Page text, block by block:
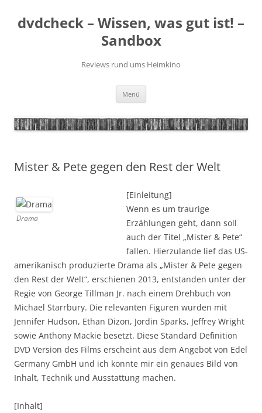
springen
dvdcheck – Wissen, was gut ist! –
Sandbox
Reviews rund ums Heimkino
Menü
Mister & Pete gegen den Rest der Welt
Drama
[Einleitung]
Wenn es um traurige
Erzählungen geht, dann soll
auch der Titel „Mister & Pete“
fallen. Hierzulande lief das US-
amerikanisch produzierte Drama als „Mister & Pete gegen
den Rest der Welt“, erschienen 2013, entstanden unter der
Regie von George Tillman Jr. nach einem Drehbuch von
Michael Starrbury. Die relevanten Figuren wurden mit
Jennifer Hudson, Ethan Dizon, Jordin Sparks, Jeffrey Wright
sowie Anthony Mackie besetzt. Diese Standard Definition
DVD Version des Films erscheint aus dem Angebot von Edel
Germany GmbH und ich konnte mir ein genaues Bild von
Inhalt, Technik und Ausstattung machen.
[Inhalt]